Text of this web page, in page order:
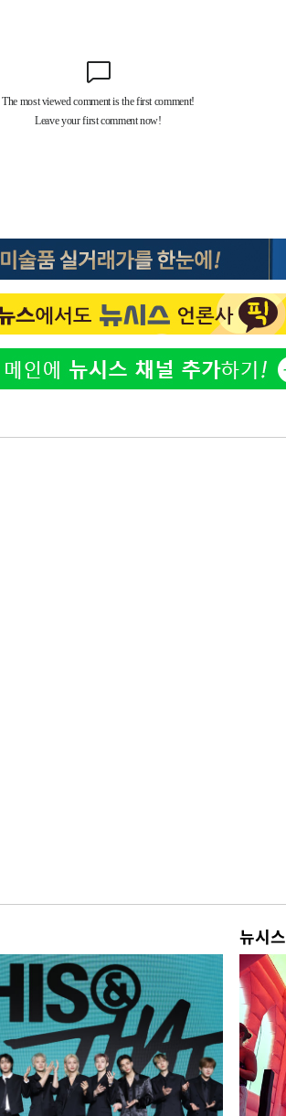
할라피뇨"-- CDC
망 관련 압수수색
기도 선관위 등 9곳
명 부상, 3명은 중
보'
관세, 120일 후
뉴시